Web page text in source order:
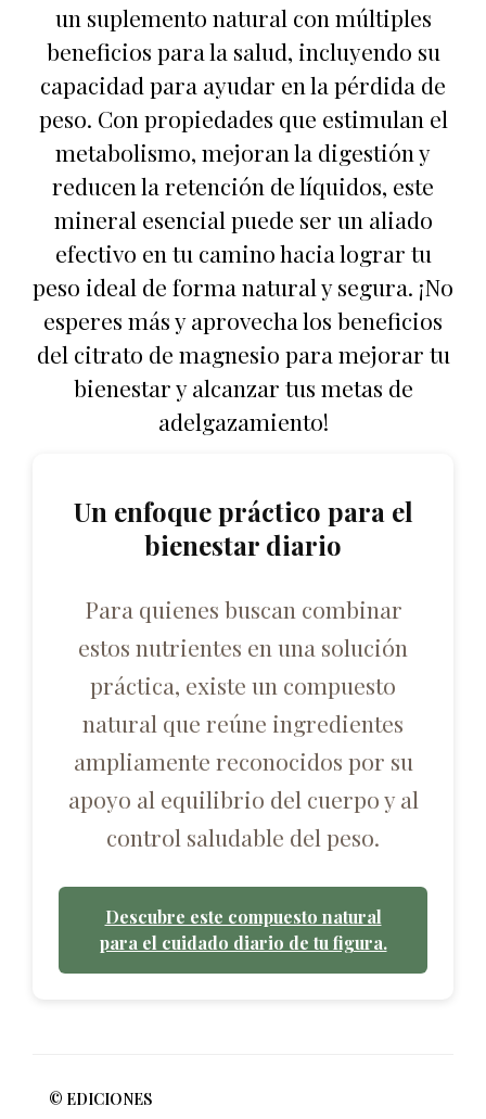
un suplemento natural con múltiples
beneficios para la salud, incluyendo su
capacidad para ayudar en la pérdida de
peso. Con propiedades que estimulan el
metabolismo, mejoran la digestión y
reducen la retención de líquidos, este
mineral esencial puede ser un aliado
efectivo en tu camino hacia lograr tu
peso ideal de forma natural y segura. ¡No
esperes más y aprovecha los beneficios
del citrato de magnesio para mejorar tu
bienestar y alcanzar tus metas de
adelgazamiento!
Un enfoque práctico para el
bienestar diario
Para quienes buscan combinar
estos nutrientes en una solución
práctica, existe un compuesto
natural que reúne ingredientes
ampliamente reconocidos por su
apoyo al equilibrio del cuerpo y al
control saludable del peso.
Descubre este compuesto natural
para el cuidado diario de tu figura.
© EDICIONES